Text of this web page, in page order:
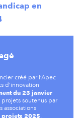
en
créé par l’Apec
d’innovation
du 23 janvier
projets soutenus par
associations
projets 2025.